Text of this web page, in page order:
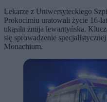
Lekarze z Uniwersyteckiego
Prokocimiu uratowali życie 16-
ukąsiła żmija lewantyńska.
się sprowadzenie
Monachium.